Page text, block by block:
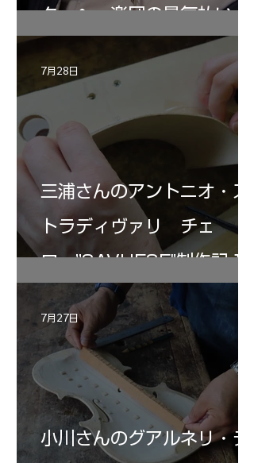
ターヘー楽団の暑気払い
三浦さんのアントニオ・ス
トラディヴァリ チェ
ロ ”SAVUESE"制作記１2
7月28日
小川さんのグアルネリ・デ
7月27日